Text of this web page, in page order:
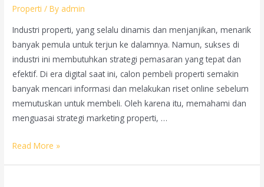
Properti / By admin
Industri properti, yang selalu dinamis dan menjanjikan, menarik
banyak pemula untuk terjun ke dalamnya. Namun, sukses di
industri ini membutuhkan strategi pemasaran yang tepat dan
efektif. Di era digital saat ini, calon pembeli properti semakin
banyak mencari informasi dan melakukan riset online sebelum
memutuskan untuk membeli. Oleh karena itu, memahami dan
menguasai strategi marketing properti, …
Belajar
Read More »